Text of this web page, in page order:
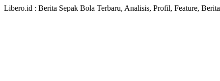
Libero.id : Berita Sepak Bola Terbaru, Analisis, Profil, Feature,